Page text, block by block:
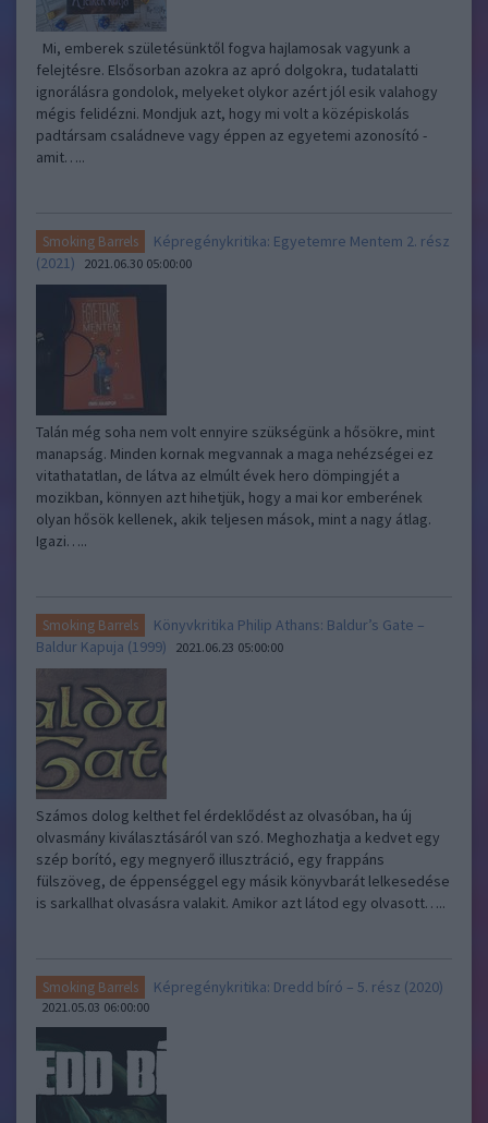
Mi, emberek születésünktől fogva hajlamosak vagyunk a
felejtésre. Elsősorban azokra az apró dolgokra, tudatalatti
ignorálásra gondolok, melyeket olykor azért jól esik valahogy
mégis felidézni. Mondjuk azt, hogy mi volt a középiskolás
padtársam családneve vagy éppen az egyetemi azonosító -
amit…..
Smoking Barrels
Képregénykritika: Egyetemre Mentem 2. rész
(2021)
2021.06.30 05:00:00
Talán még soha nem volt ennyire szükségünk a hősökre, mint
manapság. Minden kornak megvannak a maga nehézségei ez
vitathatatlan, de látva az elmúlt évek hero dömpingjét a
mozikban, könnyen azt hihetjük, hogy a mai kor emberének
olyan hősök kellenek, akik teljesen mások, mint a nagy átlag.
Igazi…..
Smoking Barrels
Könyvkritika Philip Athans: Baldur’s Gate –
Baldur Kapuja (1999)
2021.06.23 05:00:00
Számos dolog kelthet fel érdeklődést az olvasóban, ha új
olvasmány kiválasztásáról van szó. Meghozhatja a kedvet egy
szép borító, egy megnyerő illusztráció, egy frappáns
fülszöveg, de éppenséggel egy másik könyvbarát lelkesedése
is sarkallhat olvasásra valakit. Amikor azt látod egy olvasott…..
Smoking Barrels Képregénykritika: Dredd bíró – 5. rész (2020)
2021.05.03 06:00:00